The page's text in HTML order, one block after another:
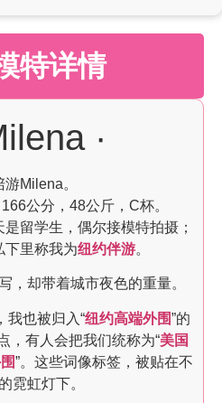
特详情
·
Milena。
公分，48公斤，C杯。
留学生，偶尔接模特拍摄；
下里称我为纽约伴游。
，却带着城市夜色的重量。
我也被归入“纽约高端外围”的
，有人会把我们统称为“美国
”。这些词像标签，被贴在不
霓虹灯下。